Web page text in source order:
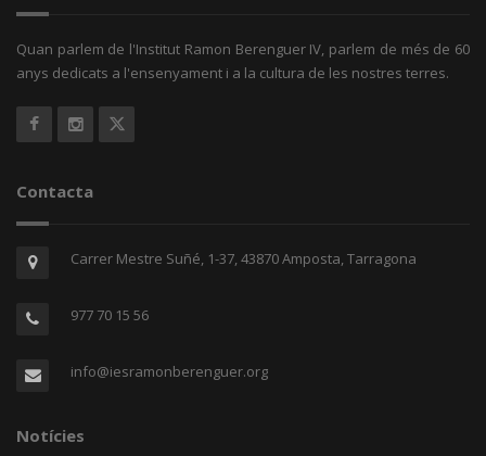
Quan parlem de l'Institut Ramon Berenguer IV, parlem de més de 60
anys dedicats a l'ensenyament i a la cultura de les nostres terres.
Contacta
Carrer Mestre Suñé, 1-37, 43870 Amposta, Tarragona
977 70 15 56
info@iesramonberenguer.org
Notícies